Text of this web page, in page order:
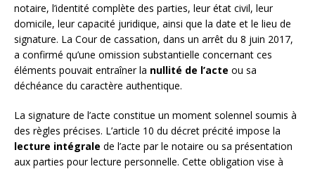
notaire, l’identité complète des parties, leur état civil, leur
domicile, leur capacité juridique, ainsi que la date et le lieu de
signature. La Cour de cassation, dans un arrêt du 8 juin 2017,
a confirmé qu’une omission substantielle concernant ces
éléments pouvait entraîner la nullité de l’acte ou sa
déchéance du caractère authentique.
La signature de l’acte constitue un moment solennel soumis à
des règles précises. L’article 10 du décret précité impose la
lecture intégrale de l’acte par le notaire ou sa présentation
aux parties pour lecture personnelle. Cette obligation vise à